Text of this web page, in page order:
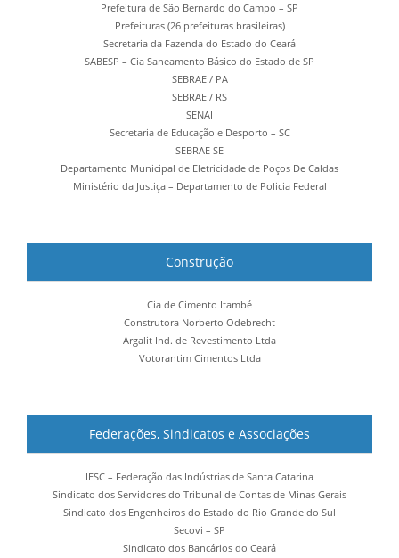
Prefeitura de São Bernardo do Campo – SP
Prefeituras (26 prefeituras brasileiras)
Secretaria da Fazenda do Estado do Ceará
SABESP – Cia Saneamento Básico do Estado de SP
SEBRAE / PA
SEBRAE / RS
SENAI
Secretaria de Educação e Desporto – SC
SEBRAE SE
Departamento Municipal de Eletricidade de Poços De Caldas
Ministério da Justiça – Departamento de Policia Federal
Construção
Cia de Cimento Itambé
Construtora Norberto Odebrecht
Argalit Ind. de Revestimento Ltda
Votorantim Cimentos Ltda
Federações, Sindicatos e Associações
IESC – Federação das Indústrias de Santa Catarina
Sindicato dos Servidores do Tribunal de Contas de Minas Gerais
Sindicato dos Engenheiros do Estado do Rio Grande do Sul
Secovi – SP
Sindicato dos Bancários do Ceará